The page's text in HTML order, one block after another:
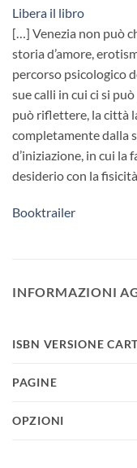
Libera il libro
[…] Venezia non può
storia d’amore,
percorso psicologico
sue calli in cui ci si
può riflettere, la città
completamente dalla
d’iniziazione, in cui la
desiderio con la
Booktrailer
INFORMAZIONI
ISBN VERSIONE
PAGINE
OPZIONI